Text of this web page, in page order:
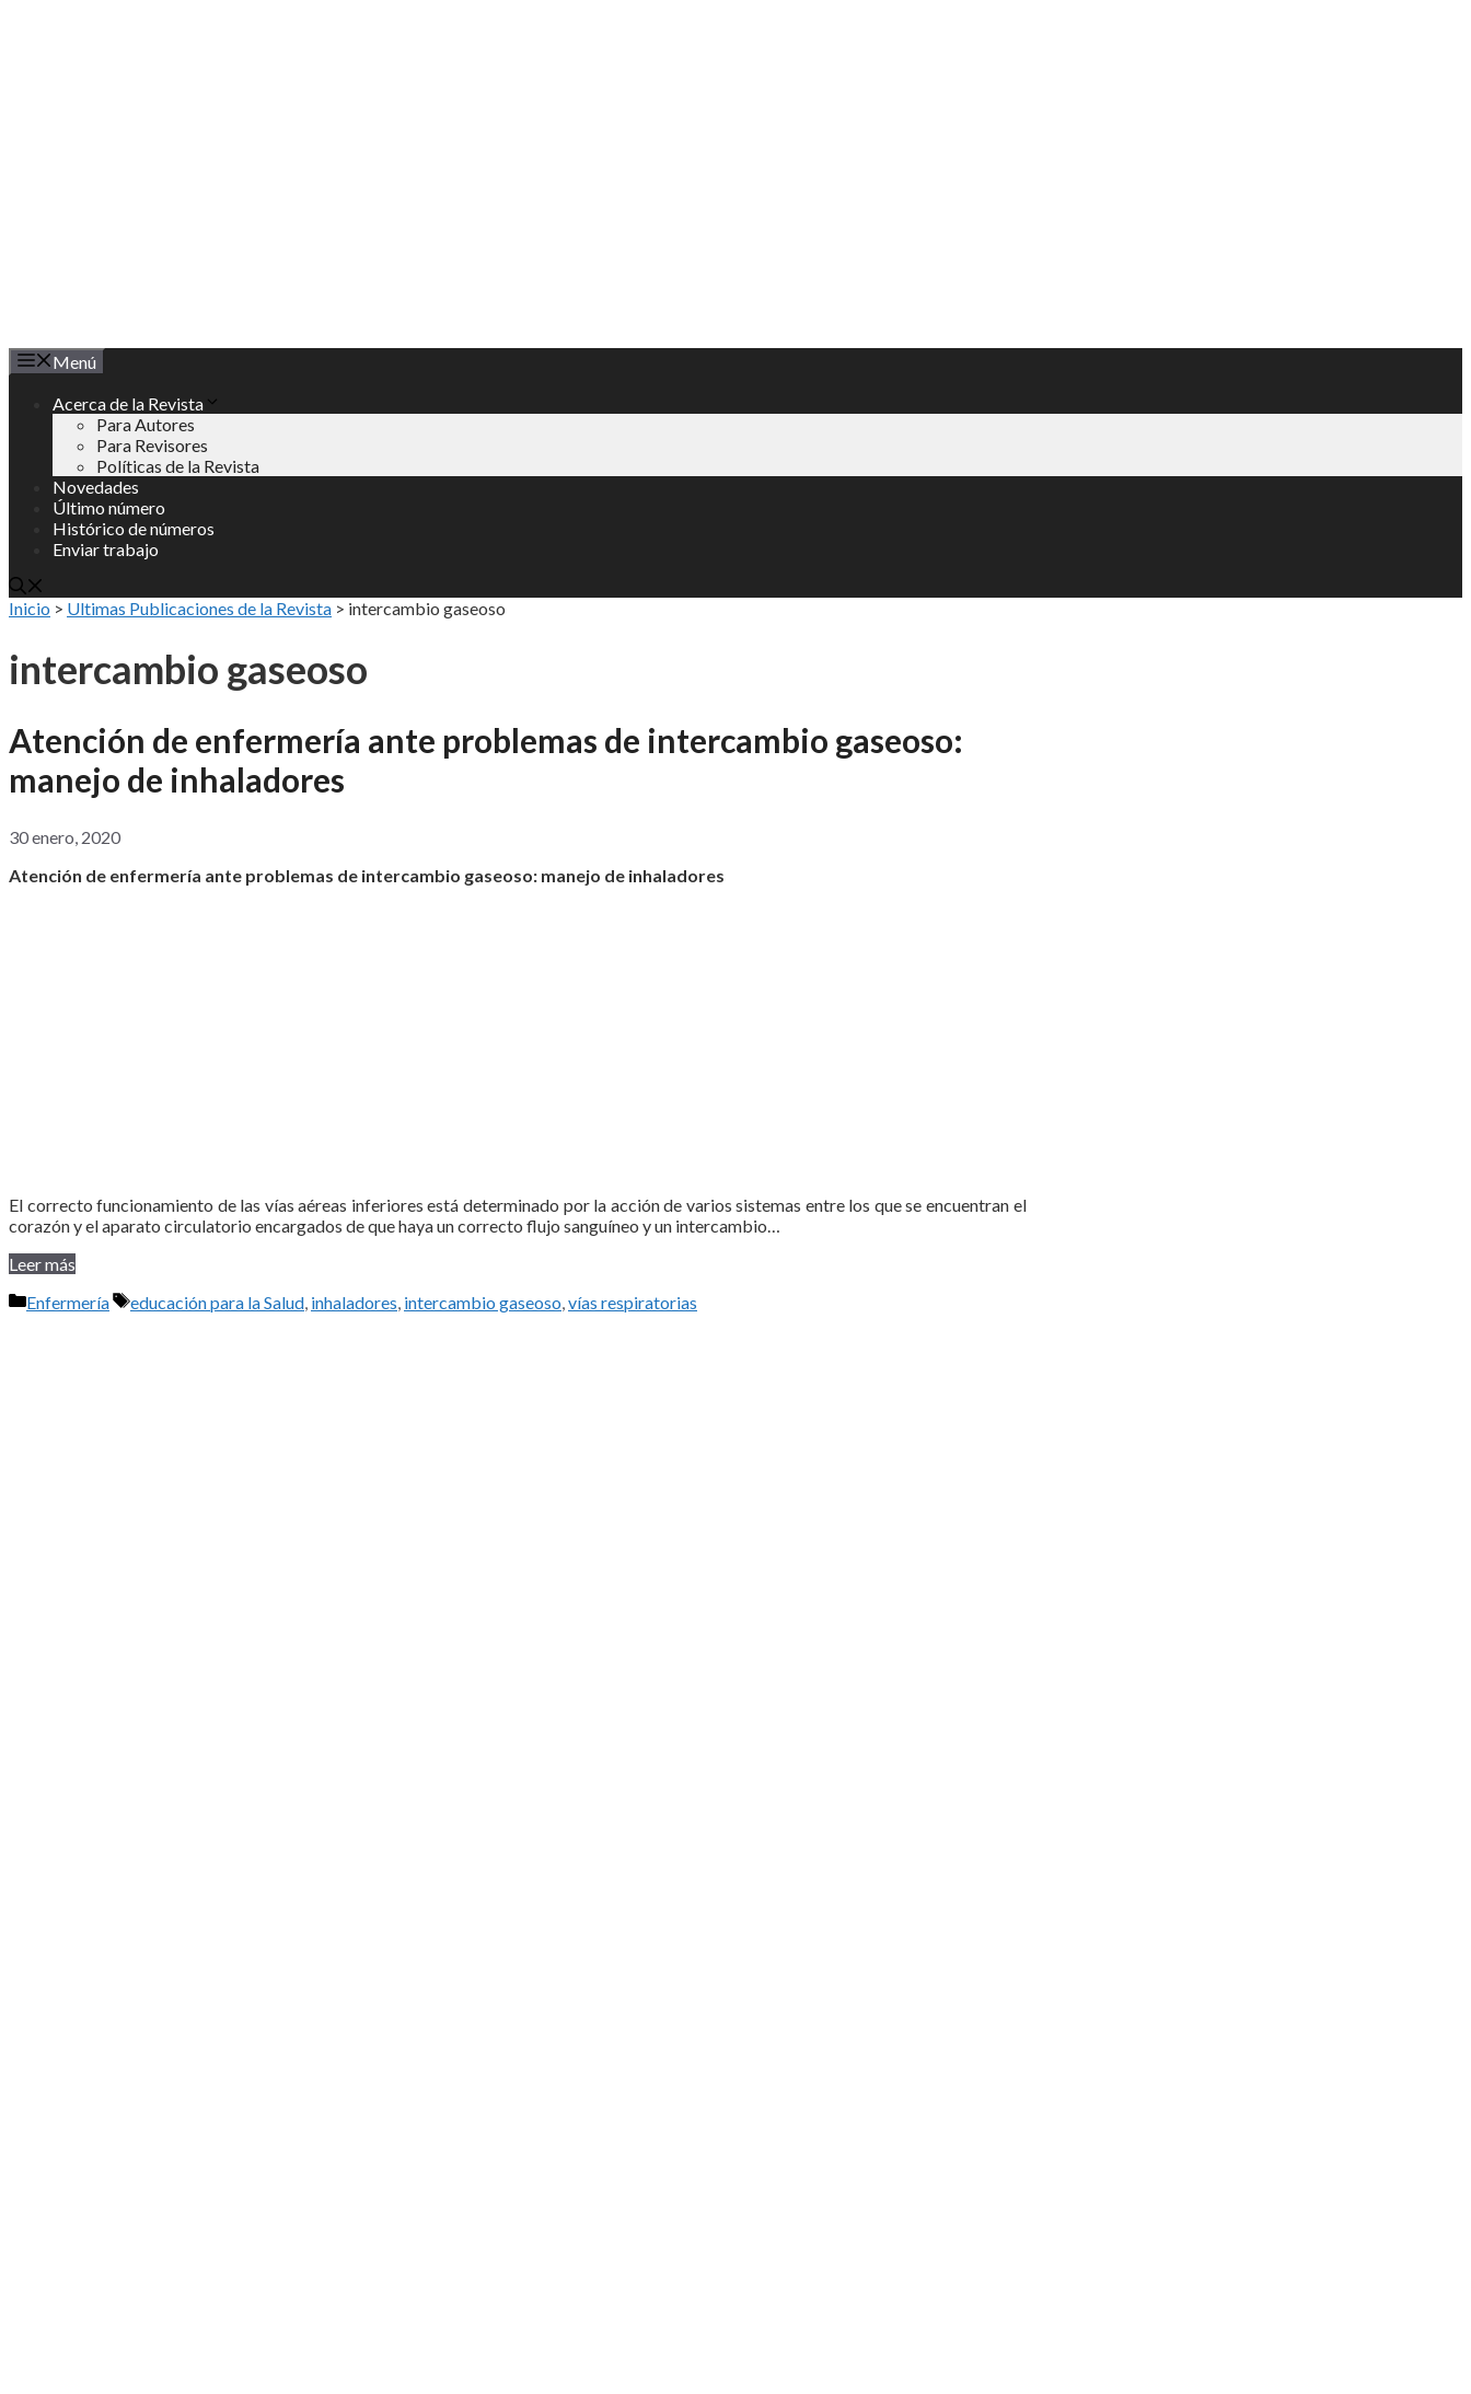
Menú
Acerca de la Revista
Para Autores
Para Revisores
Políticas de la Revista
Novedades
Último número
Histórico de números
Enviar trabajo
Inicio > Ultimas Publicaciones de la Revista > intercambio gaseoso
intercambio gaseoso
Atención de enfermería ante problemas de intercambio gaseoso:
manejo de inhaladores
30 enero, 2020
Atención de enfermería ante problemas de intercambio gaseoso: manejo de inhaladores
El correcto funcionamiento de las vías aéreas inferiores está determinado por la acción de varios sistemas entre los que se encuentran el
corazón y el aparato circulatorio encargados de que haya un correcto flujo sanguíneo y un intercambio…
Leer más
Categorías
Enfermería Etiquetas
educación para la Salud, inhaladores, intercambio gaseoso,vías respiratorias